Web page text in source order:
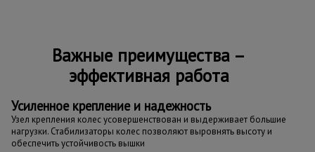
Важные преимущества –
эффективная работа
Усиленное крепление и надежность
Узел крепления колес усовершенствован и выдерживает большие
нагрузки. Стабилизаторы колес позволяют выровнять высоту и
обеспечить устойчивость вышки